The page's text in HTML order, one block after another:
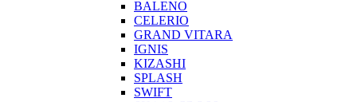
BALENO
CELERIO
GRAND VITARA
IGNIS
KIZASHI
SPLASH
SWIFT